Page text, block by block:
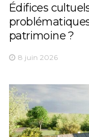
Édifices
patrimoine ?
8 juin 2026